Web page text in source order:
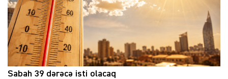
Sabah 39 dərəcə isti olacaq